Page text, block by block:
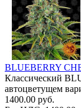
BLUEBERRY
Классический
автоцветущем
1400.00 руб.